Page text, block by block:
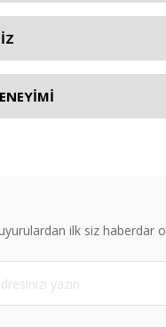
ilk siz haberdar